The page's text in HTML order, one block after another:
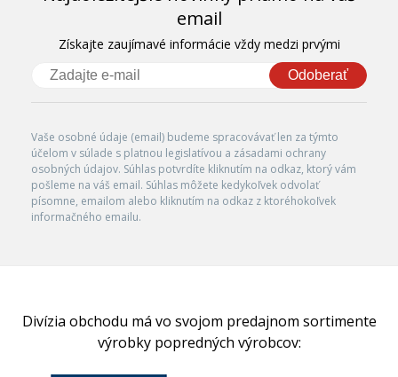
email
Získajte zaujímavé informácie vždy medzi prvými
Odoberať
Vaše osobné údaje (email) budeme spracovávať len za týmto
účelom v súlade s platnou legislatívou a zásadami ochrany
osobných údajov. Súhlas potvrdíte kliknutím na odkaz, ktorý vám
pošleme na váš email. Súhlas môžete kedykoľvek odvolať
písomne, emailom alebo kliknutím na odkaz z ktoréhokoľvek
informačného emailu.
Divízia obchodu má vo svojom predajnom sortimente
výrobky popredných výrobcov: